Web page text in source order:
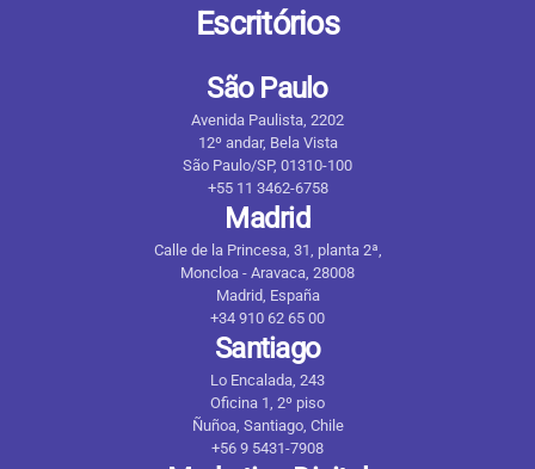
Escritórios
São Paulo
Avenida Paulista, 2202
12º andar, Bela Vista
São Paulo/SP, 01310-100
+55 11 3462-6758
Madrid
Calle de la Princesa, 31, planta 2ª,
Moncloa - Aravaca, 28008
Madrid, España
+34 910 62 65 00
Santiago
Lo Encalada, 243
Oficina 1, 2º piso
Ñuñoa, Santiago, Chile
+56 9 5431-7908